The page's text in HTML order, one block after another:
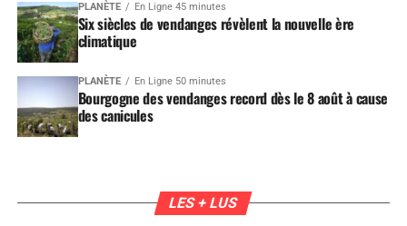
PLANÈTE En Ligne 45 minutes
Six siècles de vendanges révèlent la nouvelle ère
climatique
PLANÈTE En Ligne 50 minutes
Bourgogne des vendanges record dès le 8 août à cause
des canicules
LES + LUS